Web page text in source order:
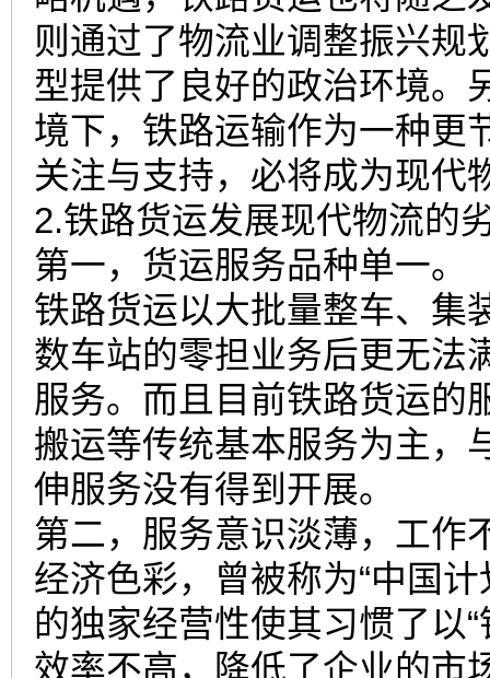
则通过了物流业调整振兴规
型提供了良好的政治环境。
境下，铁路运输作为一种更
关注与支持，必将成为现代
2.铁路货运发展现代物流的
第一，货运服务品种单一。
铁路货运以大批量整车、集
数车站的零担业务后更无法
服务。而且目前铁路货运的
搬运等传统基本服务为主，
伸服务没有得到开展。
第二，服务意识淡薄，工作
经济色彩，曾被称为“中国
的独家经营性使其习惯了以
效率不高，降低了企业的市